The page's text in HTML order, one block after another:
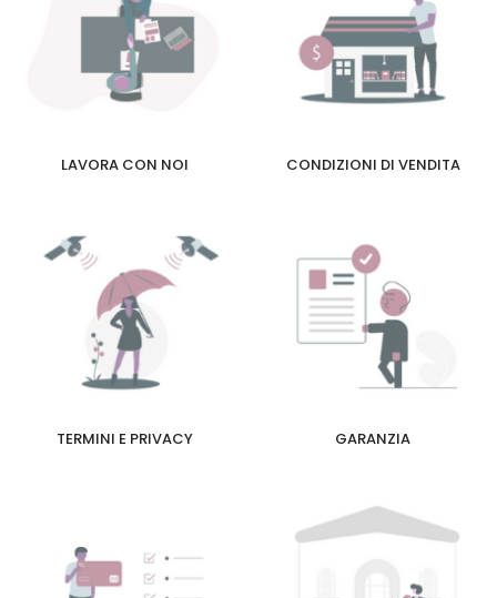
LAVORA CON NOI CONDIZIONI DI VENDITA
TERMINI E PRIVACY GARANZIA